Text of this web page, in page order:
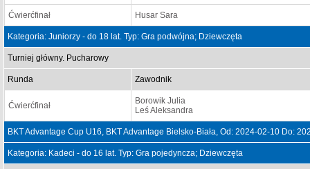
Ćwierćfinał Husar Sara
Kategoria: Juniorzy - do 18 lat. Typ: Gra podwójna; Dziewczęta
Turniej główny. Pucharowy
Runda Zawodnik
Ćwierćfinał
Borowik Julia
Leś Aleksandra
BKT Advantage Cup U16, BKT Advantage Bielsko-Biała, Od: 2024-02-10 Do:
Kategoria: Kadeci - do 16 lat. Typ: Gra pojedyncza; Dziewczęta